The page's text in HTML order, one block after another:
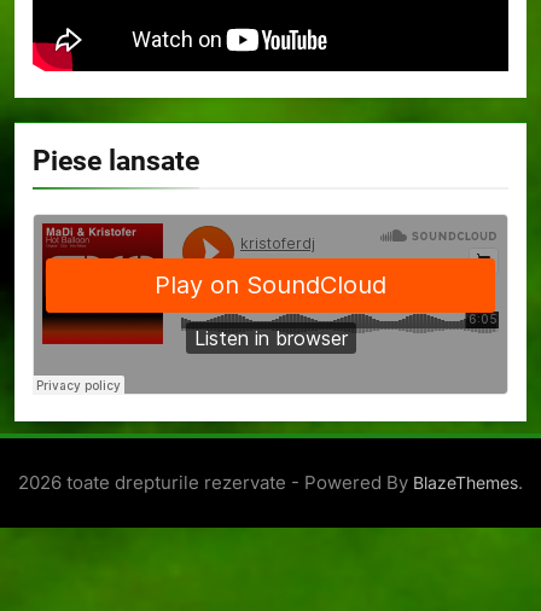
Piese lansate
2026 toate drepturile rezervate - Powered By BlazeThemes.